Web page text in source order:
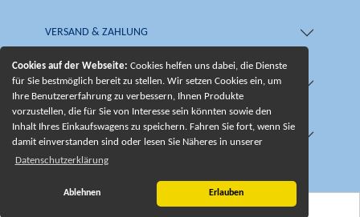
Cookies auf der Webseite:Cookies helfen uns dabei, die Dienste
für Sie bestmöglich bereit zu stellen. Wir setzen Cookies ein, um
Ihre Benutzererfahrung zu verbessern, Ihnen Produkte
vorzustellen, die für Sie von Interesse sein könnten sowie den
Inhalt Ihres Einkaufswagens zu speichern. Fahren Sie fort, wenn Sie
damit einverstanden sind oder lesen Sie Näheres in unserer
Datenschutzerklärung
Ablehnen Erlauben
VERSAND & ZAHLUNG
SHOP & SERVICE
UNSERE BESONDERHEITEN
© 2026 -Edelsteinkreationen